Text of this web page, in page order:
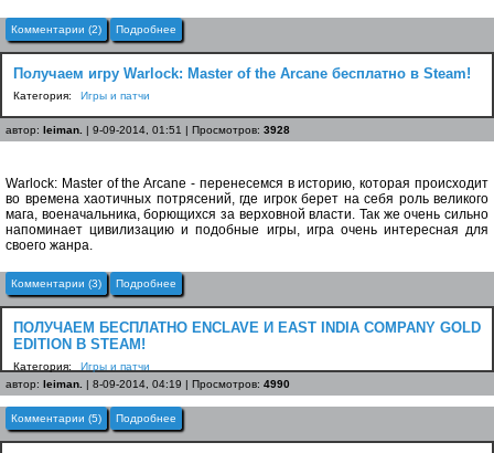
Комментарии (2) Подробнее
Получаем игру Warlock: Master of the Arcane бесплатно в Steam!
Категория: Игры и патчи
автор: leiman. | 9-09-2014, 01:51 | Просмотров: 3928
Warlock: Master of the Arcane - перенесемся в историю, которая происходит
во времена хаотичных потрясений, где игрок берет на себя роль великого
мага, военачальника, борющихся за верховной власти. Так же очень сильно
напоминает цивилизацию и подобные игры, игра очень интересная для
своего жанра.
Комментарии (3) Подробнее
ПОЛУЧАЕМ БЕСПЛАТНО ENCLAVE И EAST INDIA COMPANY GOLD
EDITION В STEAM!
Категория:
Игры и патчи
автор: leiman. | 8-09-2014, 04:19 | Просмотров: 4990
Комментарии (5) Подробнее